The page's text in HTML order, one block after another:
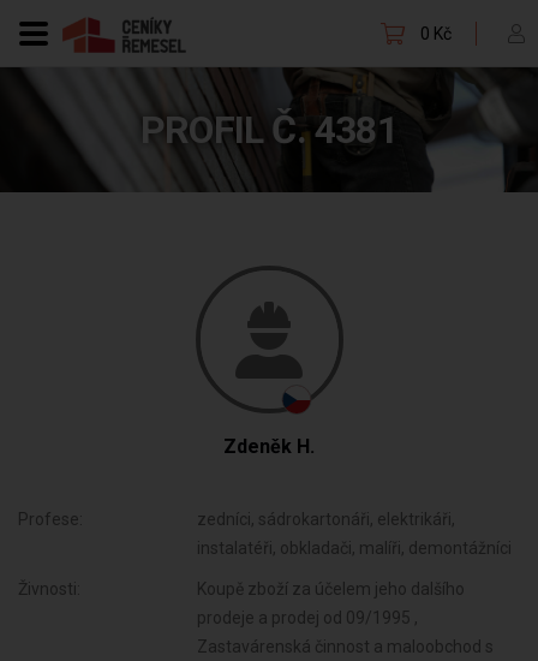
0 Kč
PROFIL Č. 4381
Zdeněk H.
Profese:
zedníci, sádrokartonáři, elektrikáři,
instalatéři, obkladači, malíři, demontážníci
Živnosti:
Koupě zboží za účelem jeho dalšího
prodeje a prodej od 09/1995 ,
Zastavárenská činnost a maloobchod s